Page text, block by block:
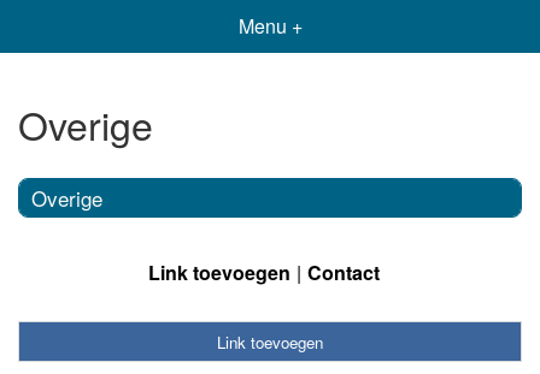
Menu +
Overige
Overige
Link toevoegen Contact
Link toevoegen